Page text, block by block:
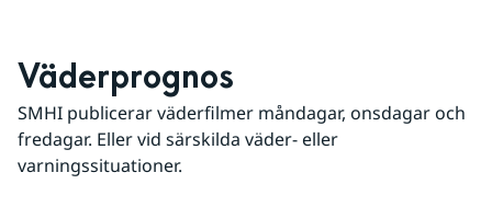
Väderprognos
SMHI publicerar väderfilmer måndagar, onsdagar och
fredagar. Eller vid särskilda väder- eller
varningssituationer.